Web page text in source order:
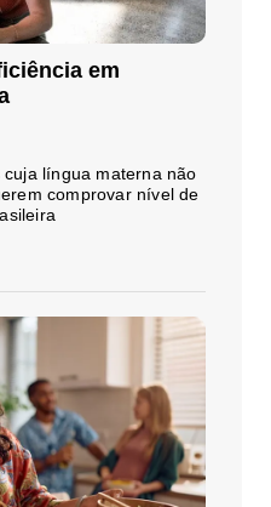
em
língua materna não
comprovar nível de